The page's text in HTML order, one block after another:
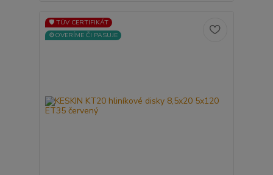
🛡️ TÜV CERTIFIKÁT
⚙️OVERÍME ČI PASUJE